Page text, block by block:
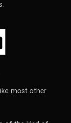
most other